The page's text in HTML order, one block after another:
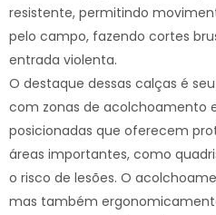
resistente, permitindo
pelo campo, fazendo cortes
entrada violenta.
O destaque dessas calças é
com zonas de acolchoamento
posicionadas que oferecem
áreas importantes, como
o risco de lesões. O
mas também